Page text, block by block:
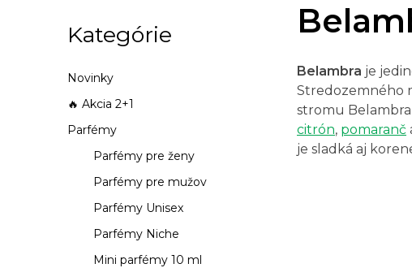
o
č
n
ý
Preskočiť
kategórie
Kategórie
Novinky
🔥 Akcia 2+1
Parfémy
Parfémy pre ženy
Parfémy pre mužov
Parfémy Unisex
Parfémy Niche
Mini parfémy 10 ml
Belambra je
Stredozemného
stromu
citrón, pomaranč
je sladká aj